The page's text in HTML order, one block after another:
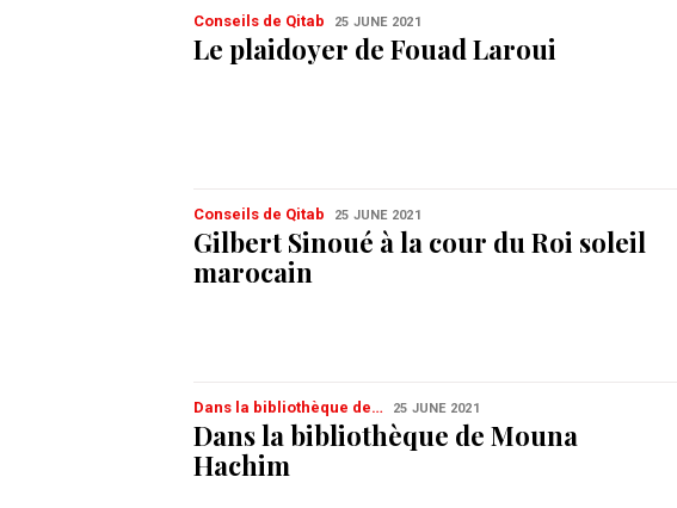
Conseils de Qitab 25 JUNE 2021
Le plaidoyer de Fouad Laroui
Conseils de Qitab 25 JUNE 2021
Gilbert Sinoué à la cour du Roi soleil
marocain
Dans la bibliothèque de… 25 JUNE 2021
Dans la bibliothèque de Mouna
Hachim